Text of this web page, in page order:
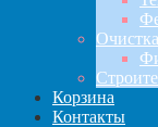
Корзина
Контакты